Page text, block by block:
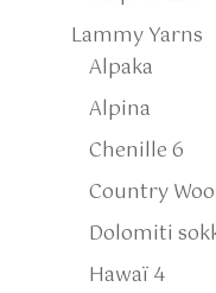
Lammy Yarns
Alpaka
Alpina
Chenille 6
Country
Dolomiti
Hawaï 4